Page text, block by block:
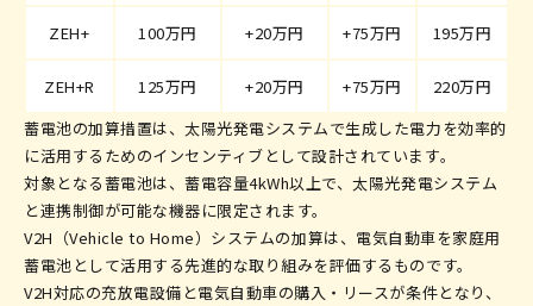
ZEH+ 100万円 +20万円 +75万円 195万円
ZEH+R 125万円 +20万円 +75万円
220万円
蓄電池の加算措置は、太陽光発電システムで生成した電力を効率的
に活用するためのインセンティブとして設計されています。
対象となる蓄電池は、蓄電容量4kWh以上で、太陽光発電システム
と連携制御が可能な機器に限定されます。
V2H（Vehicle to Home）システムの加算は、電気自動車を家庭用
蓄電池として活用する先進的な取り組みを評価するものです。
V2H対応の充放電設備と電気自動車の購入・リースが条件となり、